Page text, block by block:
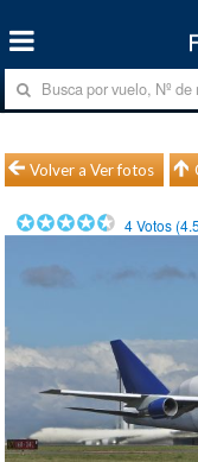
Volver a Ver fotos
4Votos (